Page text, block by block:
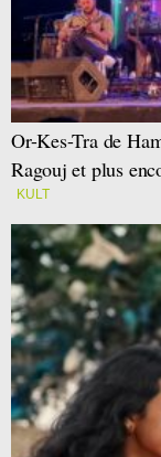
Or-Kes-Tra de
Ragouj et plus
KULT